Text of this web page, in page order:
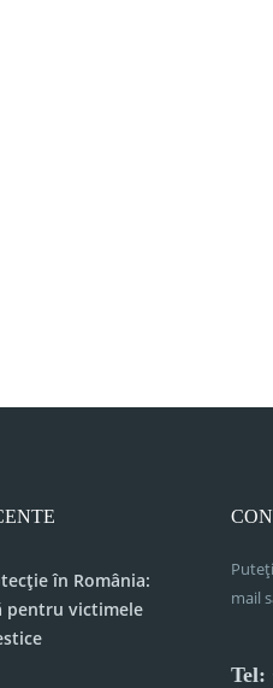
în România:
pentru victimele
mail
Tel: